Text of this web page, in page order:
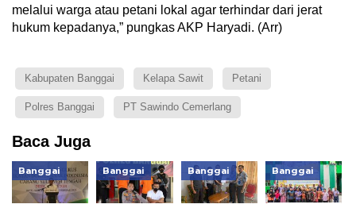
melalui warga atau petani lokal agar terhindar dari jerat
hukum kepadanya,” pungkas AKP Haryadi. (Arr)
Kabupaten Banggai Kelapa Sawit Petani
Polres Banggai PT Sawindo Cemerlang
Baca Juga
Banggai Banggai Banggai Banggai